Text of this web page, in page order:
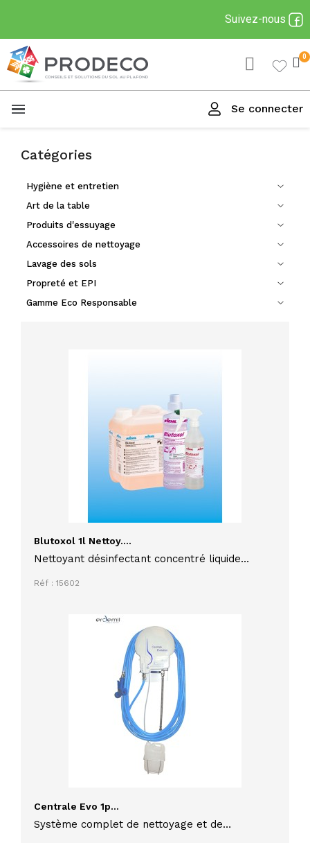
Suivez-nous
Se connecter
Catégories
Hygiène et entretien
Art de la table
Produits d'essuyage
Accessoires de nettoyage
Lavage des sols
Propreté et EPI
Gamme Eco Responsable
Blutoxol 1l Nettoy....
Nettoyant désinfectant concentré liquide
HACCP exempt de parfum CERTIBIOCIDE
Réf : 15602
Centrale Evo 1p...
Système complet de nettoyage et de